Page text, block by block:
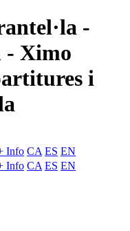
-
- Ximo
i
Info CA ES EN
Info CA ES EN